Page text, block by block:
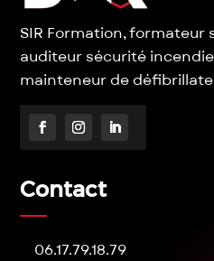
SIR Formation, formateur
auditeur sécurité
mainteneur de
Contact
06.17.79.18.79